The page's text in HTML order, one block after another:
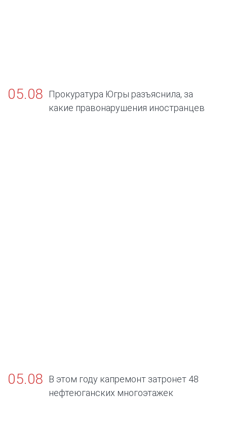
05.08
Прокуратура Югры разъяснила, за
какие правонарушения иностранцев
05.08
В этом году капремонт затронет 48
нефтеюганских многоэтажек